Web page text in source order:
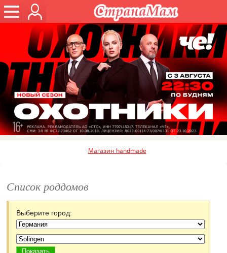
Магазин handmade
Список роддомов
Выберите город: